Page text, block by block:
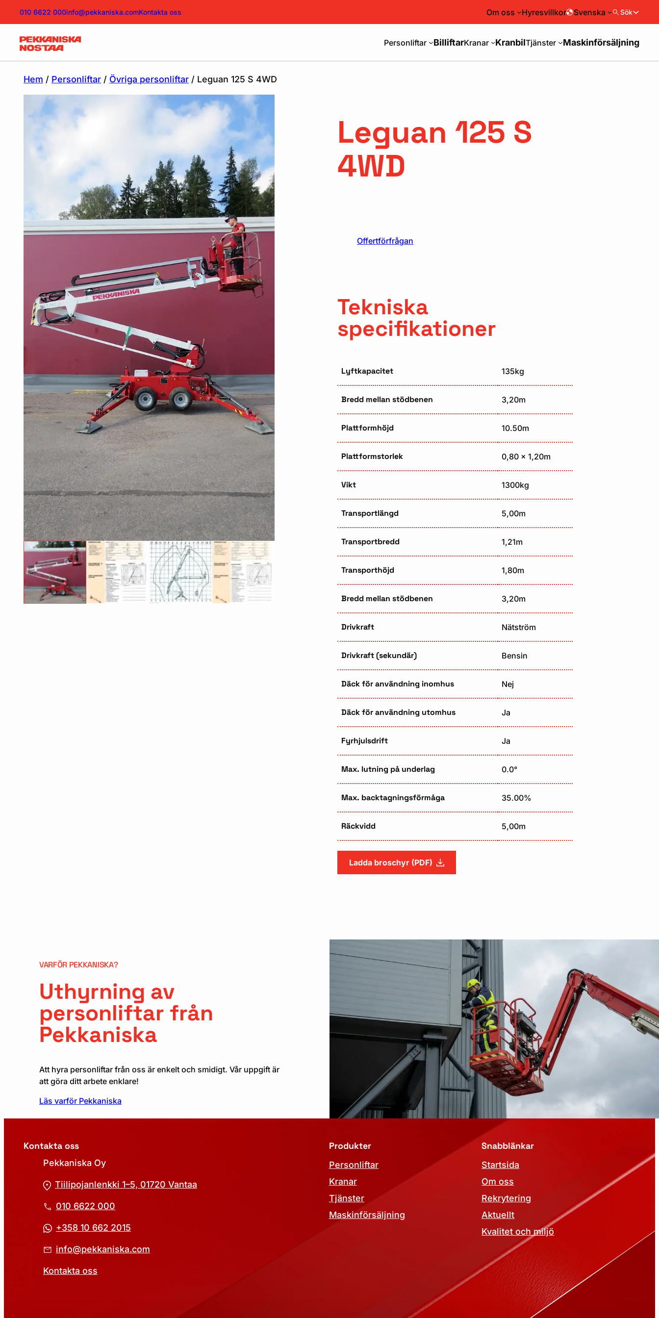
010 6622 000info@pekkaniska.comKontakta oss Om oss Hyresvillkor Svenska Sök
Personliftar BilliftarKranar KranbilTjänster Maskinförsäljning
Hem / Personliftar / Övriga personliftar / Leguan 125 S 4WD
Leguan 125 S
4WD
Offertförfrågan
Tekniska
specifikationer
Lyftkapacitet 135kg
Bredd mellan stödbenen 3,20m
Plattformhöjd 10.50m
Plattformstorlek 0,80 x 1,20m
Vikt 1300kg
Transportlängd 5,00m
Transportbredd 1,21m
Transporthöjd 1,80m
Bredd mellan stödbenen 3,20m
Drivkraft Nätström
Drivkraft (sekundär) Bensin
Däck för användning inomhus Nej
Däck för användning utomhus Ja
Fyrhjulsdrift Ja
Max. lutning på underlag 0.0°
Max. backtagningsförmåga 35.00%
Räckvidd 5,00m
Ladda broschyr (PDF)
VARFÖR PEKKANISKA?
Uthyrning av
personliftar från
Pekkaniska
Att hyra personliftar från oss är enkelt och smidigt. Vår uppgift är
att göra ditt arbete enklare!
Läs varför Pekkaniska
Kontakta oss
Pekkaniska Oy
Tiilipojanlenkki 1–5, 01720 Vantaa
010 6622 000
+358 10 662 2015
info@pekkaniska.com
Kontakta oss
Produkter
Personliftar
Kranar
Tjänster
Maskinförsäljning
Snabblänkar
Startsida
Om oss
Rekrytering
Aktuellt
Kvalitet och miljö